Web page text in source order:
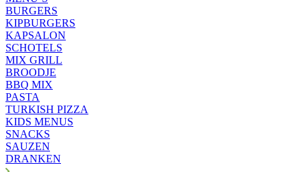
BURGERS
KIPBURGERS
KAPSALON
SCHOTELS
MIX GRILL
BROODJE
BBQ MIX
PASTA
TURKISH PIZZA
KIDS MENUS
SNACKS
SAUZEN
DRANKEN